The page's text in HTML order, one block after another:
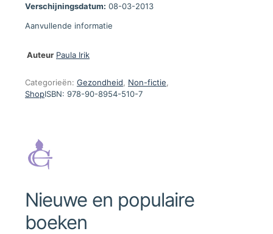
Verschijningsdatum: 08-03-2013
Aanvullende informatie
Auteur Paula Irik
Categorieën: Gezondheid Non-fictie
ShopISBN: 978-90-8954-510-7
Nieuwe en populaire
boeken